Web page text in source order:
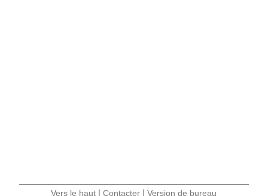
Vers le haut |Contacter |Version de bureau